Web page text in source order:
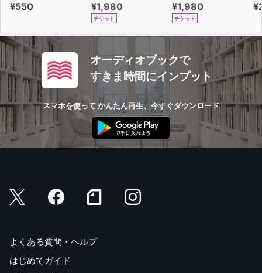
職業について聞く／反復疑問文
UNIT 13 家族について話す
「有」は所有を表す／家族について話す／数字の言い方
UNIT 14 兄弟姉妹について話す
量詞の使い方／2つのものを比較する
UNIT 15 年齢について話す
年齢を聞く・答える／同等表現／時刻の言い方／
曜日・月・日にちの言い方
UNIT 16 ランチに誘う
相手の意見・感想を聞く／助動詞の使い方／「请」の使
趣味について聞く／程度・結果の「得」
会話公式のまとめ
¥550 ¥1,980
チケット
¥1,980
チケット
オーディオブックで
すきま時間にインプット
スマホを使って かんたん再生、今すぐダウンロード
よくある質問・ヘルプ
はじめてガイド